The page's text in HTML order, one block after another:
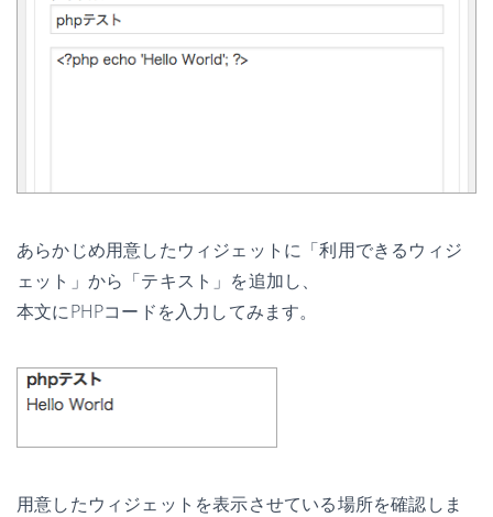
あらかじめ用意したウィジェットに「利用できるウィジ
ェット」から「テキスト」を追加し、
本文にPHPコードを入力してみます。
用意したウィジェットを表示させている場所を確認しま